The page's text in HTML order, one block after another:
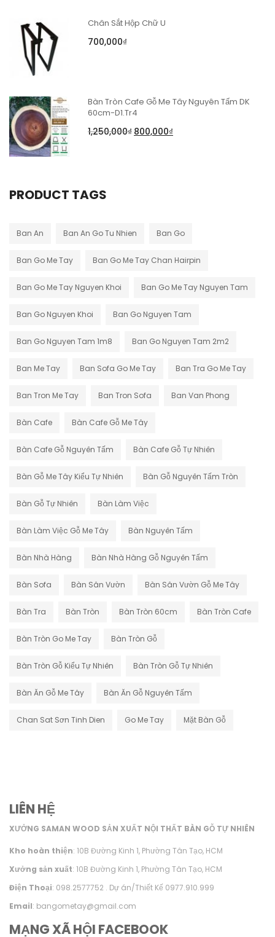
Chân Sắt Hộp Chữ U
700,000₫
Bàn Tròn Cafe Gỗ Me Tây Nguyên Tấm DK
60cm-D1.Tr4
1,250,000₫ 800,000₫
PRODUCT TAGS
Ban An Ban An Go Tu Nhien Ban Go
Ban Go Me Tay Ban Go Me Tay Chan Hairpin
Ban Go Me Tay Nguyen Khoi Ban Go Me Tay Nguyen Tam
Ban Go Nguyen Khoi Ban Go Nguyen Tam
Ban Go Nguyen Tam 1m8 Ban Go Nguyen Tam 2m2
Ban Me Tay Ban Sofa Go Me Tay Ban Tra Go Me Tay
Ban Tron Me Tay Ban Tron Sofa Ban Van Phong
Bàn Cafe Bàn Cafe Gỗ Me Tây
Bàn Cafe Gỗ Nguyên Tấm Bàn Cafe Gỗ Tự Nhiên
Bàn Gỗ Me Tây Kiểu Tự Nhiên Bàn Gỗ Nguyên Tấm Tròn
Bàn Gỗ Tự Nhiên Bàn Làm Việc
Bàn Làm Việc Gỗ Me Tây Bàn Nguyên Tấm
Bàn Nhà Hàng Bàn Nhà Hàng Gỗ Nguyên Tấm
Bàn Sofa Bàn Sân Vườn Bàn Sân Vườn Gỗ Me Tây
Bàn Tra Bàn Tròn Bàn Tròn 60cm Bàn Tròn Cafe
Bàn Tròn Go Me Tay Bàn Tròn Gỗ
Bàn Tròn Gỗ Kiểu Tự Nhiên Bàn Tròn Gỗ Tự Nhiên
Bàn Ăn Gỗ Me Tây Bàn Ăn Gỗ Nguyên Tấm
Chan Sat Sơn Tinh Dien Go Me Tay Mặt Bàn Gỗ
LIÊN HỆ
XƯỞNG SAMAN WOOD SẢN XUẤT NỘI THẤT BÀN GỖ TỰ NHIÊN
Kho hoàn thiện: 10B Đường Kinh 1, Phường Tân Tạo, HCM
Xưởng sản xuất: 10B Đường Kinh 1, Phường Tân Tạo, HCM
Điện Thoại: 098.2577752 . Dự án/Thiết Kế 0977.910.999
Email: bangometay@gmail.com
MẠNG XÃ HỘI FACEBOOK